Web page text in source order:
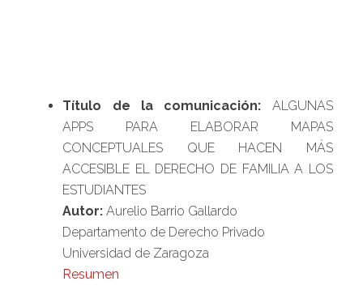
Título de la comunicación: ALGUNAS
APPS PARA ELABORAR MAPAS
CONCEPTUALES QUE HACEN MÁS
ACCESIBLE EL DERECHO DE FAMILIA A LOS
ESTUDIANTES
Autor:Aurelio Barrio Gallardo
Departamento de Derecho Privado
Universidad de Zaragoza
Resumen